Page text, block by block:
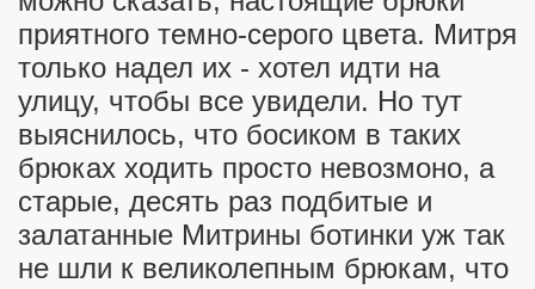
приятного темно-серого цвета. Митря
только надел их - хотел идти на
улицу, чтобы все увидели. Но тут
выяснилось, что босиком в таких
брюках ходить просто невозмоно, а
старые, десять раз подбитые и
залатанные Митрины ботинки уж так
не шли к великолепным брюкам, что